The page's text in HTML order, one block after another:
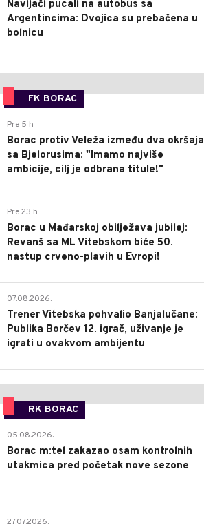
Navijači pucali na autobus sa
Argentincima: Dvojica su prebačena u
bolnicu
FK BORAC
Pre 5 h
Borac protiv Veleža između dva okršaja
sa Bjelorusima: "Imamo najviše
ambicije, cilj je odbrana titule!"
Pre 23 h
Borac u Mađarskoj obilježava jubilej:
Revanš sa ML Vitebskom biće 50.
nastup crveno-plavih u Evropi!
07.08.2026.
Trener Vitebska pohvalio Banjalučane:
Publika Borčev 12. igrač, uživanje je
igrati u ovakvom ambijentu
RK BORAC
05.08.2026.
Borac m:tel zakazao osam kontrolnih
utakmica pred početak nove sezone
27.07.2026.